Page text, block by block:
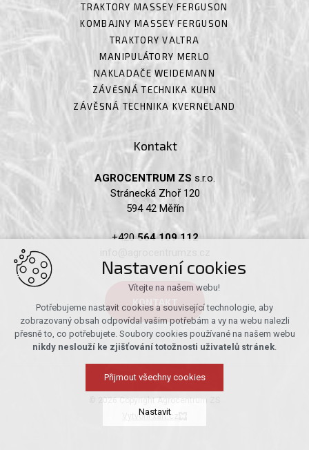
TRAKTORY MASSEY FERGUSON
KOMBAJNY MASSEY FERGUSON
TRAKTORY VALTRA
MANIPULÁTORY MERLO
NAKLADAČE WEIDEMANN
ZÁVĚSNÁ TECHNIKA KUHN
ZÁVĚSNÁ TECHNIKA KVERNELAND
Kontakt
AGROCENTRUM ZS s.r.o.
Stránecká Zhoř 120
594 42 Měřín
+420564 109 112
KONTAKT
© 2026 Copyright Agrocentrum ZS
Vytvořil xart.cz
Nastavení cookies
Vítejte na našem webu!
Potřebujeme nastavit cookies a související technologie, aby
zobrazovaný obsah odpovídal vašim potřebám a vy na webu nalezli
přesně to, co potřebujete. Soubory cookies používané na našem webu
nikdy neslouží ke zjišťování totožnosti uživatelů stránek.
Přijmout všechny cookies
Nastavit